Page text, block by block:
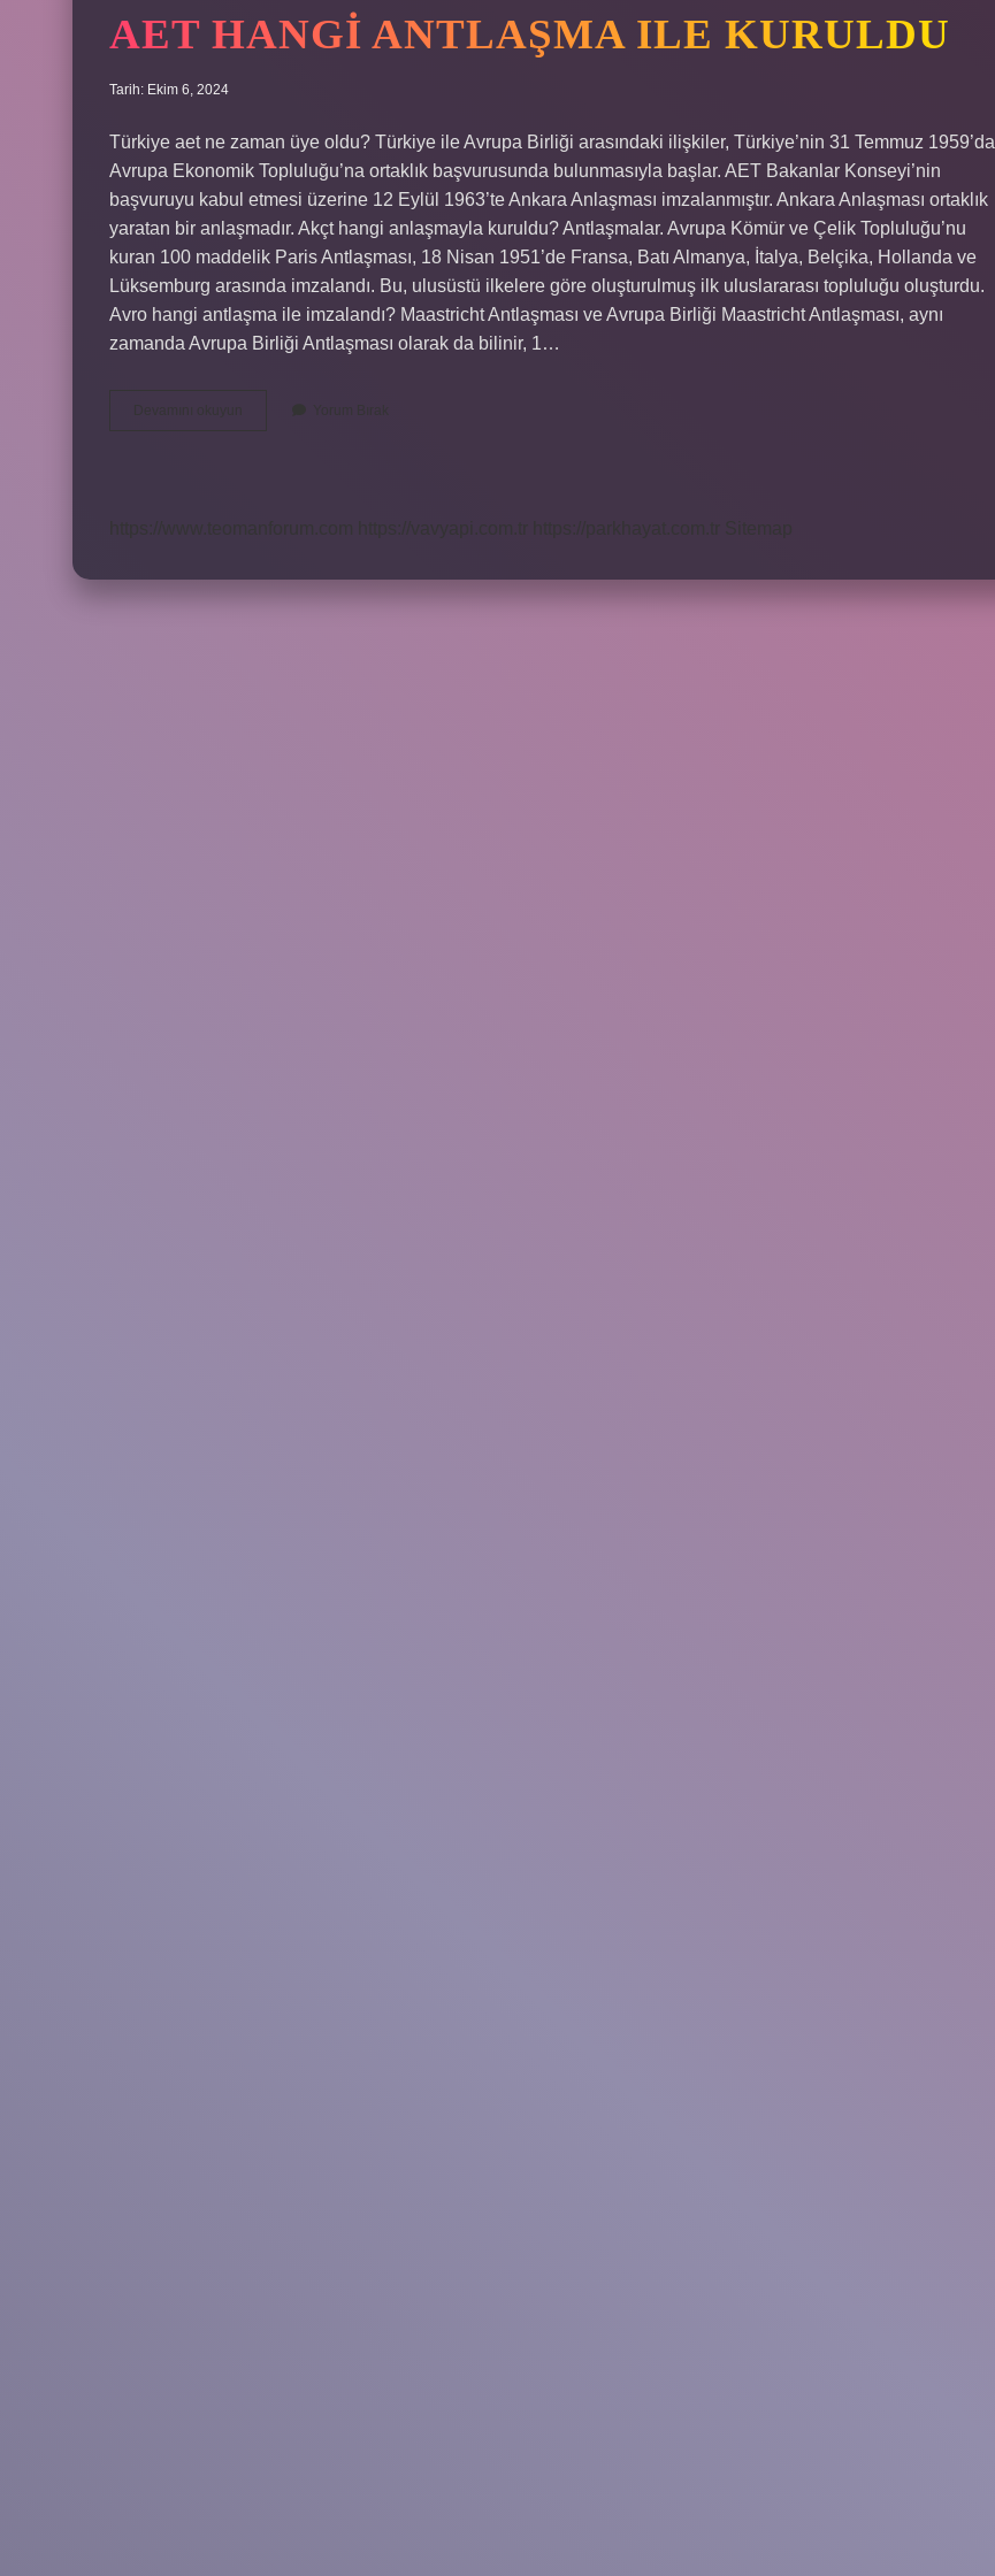
AET HANGI ANTLAŞMA ILE KURULDU
Tarih: Ekim 6, 2024
Türkiye aet ne zaman üye oldu? Türkiye ile Avrupa Birliği arasındaki ilişkiler, Türkiye’nin 31 Temmuz 1959’da
Avrupa Ekonomik Topluluğu’na ortaklık başvurusunda bulunmasıyla başlar. AET Bakanlar Konseyi’nin
başvuruyu kabul etmesi üzerine 12 Eylül 1963’te Ankara Anlaşması imzalanmıştır. Ankara Anlaşması ortaklık
yaratan bir anlaşmadır. Akçt hangi anlaşmayla kuruldu? Antlaşmalar. Avrupa Kömür ve Çelik Topluluğu’nu
kuran 100 maddelik Paris Antlaşması, 18 Nisan 1951’de Fransa, Batı Almanya, İtalya, Belçika, Hollanda ve
Lüksemburg arasında imzalandı. Bu, ulusüstü ilkelere göre oluşturulmuş ilk uluslararası topluluğu oluşturdu.
Avro hangi antlaşma ile imzalandı? Maastricht Antlaşması ve Avrupa Birliği Maastricht Antlaşması, aynı
zamanda Avrupa Birliği Antlaşması olarak da bilinir, 1…